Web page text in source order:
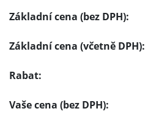
Základní cena (bez DPH):
Základní cena (včetně DPH):
Rabat:
Vaše cena (bez DPH):